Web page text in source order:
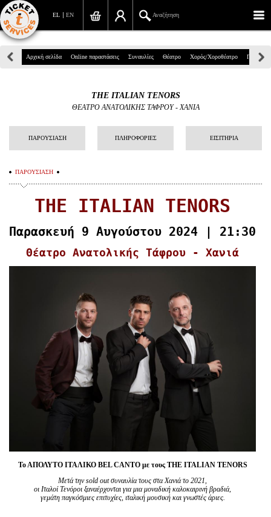
EN
EL Αναζήτηση
Πανεπιστημίου 39, Αθήνα
info@ticketservices.gr
Αναζήτηση
Σύνδεση/Εγγραφή
Αναζήτηση παραγγελίας
Πληροφορίες
Αρχική σελίδα Online παραστάσεις Συναυλίες Θέατρο Χορός/Χοροθέατρο Παιδικά
THE ITALIAN TENORS
ΘΕΑΤΡΟ ΑΝΑΤΟΛΙΚΗΣ ΤΑΦΡΟΥ - ΧΑΝΙΑ
ΠΑΡΟΥΣΙΑΣΗ ΠΛΗΡΟΦΟΡΙΕΣ ΕΙΣΙΤΗΡΙΑ
ΠΑΡΟΥΣΙΑΣΗ
THE ITALIAN TENORS
Παρασκευή 9 Αυγούστου 2024 | 21:30
Θέατρο Ανατολικής Τάφρου - Χανιά
Το ΑΠΟΛΥΤΟ ΙΤΑΛΙΚΟ BEL CANTO με τους THE ITALIAN TENORS
Μετά την sold out συναυλία τους στα Χανιά το 2021,
οι Ιταλοί Τενόροι ξαναέρχονται για μια μοναδική καλοκαιρινή βραδιά,
γεμάτη παγκόσμιες επιτυχίες, ιταλική μουσική και γνωστές άριες.